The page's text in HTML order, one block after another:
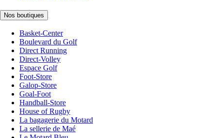
Nos boutiques
Basket-Center
Boulevard du Golf
Direct Running
Direct-Volley
Espace Golf
Foot-Store
Galop-Store
Goal-Foot
Handball-Store
House of Rugby
La bagagerie du Motard
La sellerie de Maé